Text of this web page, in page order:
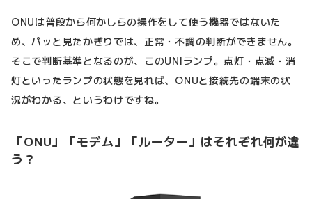
ONUは普段から何かしらの操作をして使う機器ではないた
め、パッと見たかぎりでは、正常・不調の判断ができません。
そこで判断基準となるのが、このUNIランプ。点灯・点滅・消
灯といったランプの状態を見れば、ONUと接続先の端末の状
況がわかる、というわけですね。
「ONU」「モデム」「ルーター」はそれぞれ何が違
う？